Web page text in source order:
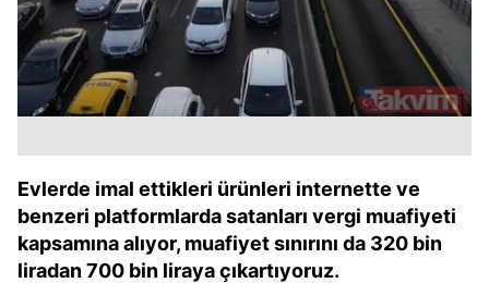
Evlerde imal ettikleri ürünleri internette ve
benzeri platformlarda satanları vergi muafiyeti
kapsamına alıyor, muafiyet sınırını da 320 bin
liradan 700 bin liraya çıkartıyoruz.